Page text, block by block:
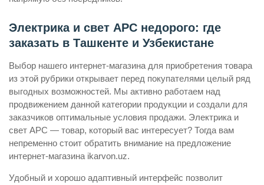
Электрика и свет APC недорого: где
заказать в Ташкенте и Узбекистане
Выбор нашего интернет-магазина для приобретения товара
из этой рубрики открывает перед покупателями целый ряд
выгодных возможностей. Мы активно работаем над
продвижением данной категории продукции и создали для
заказчиков оптимальные условия продажи. Электрика и
свет APC — товар, который вас интересует? Тогда вам
непременно стоит обратить внимание на предложение
интернет-магазина ikarvon.uz.
Удобный и хорошо адаптивный интерфейс позволит